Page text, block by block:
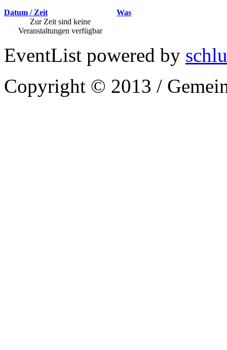
Datum / Zeit
Was
Zur Zeit sind keine
Veranstaltungen verfügbar
EventList powered by
Copyright © 2013 /